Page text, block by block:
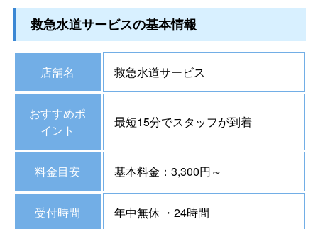
救急水道サービスの基本情報
店舗名 救急水道サービス
おすすめポ
イント
最短15分でスタッフが到着
料金目安 基本料金：3,300円～
受付時間 年中無休 ・24時間